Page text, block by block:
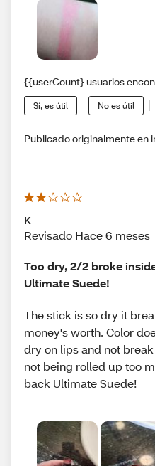
{{userCount} usuarios
Sí, es útil No es útil
Publicado originalmente en
K
Revisado Hace 6 meses
Too dry, 2/2 broke
Ultimate Suede!
The stick is so dry it
money's worth. Color
dry on lips and not
not being rolled up too
back Ultimate Suede!